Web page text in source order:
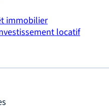
immobilier
locatif